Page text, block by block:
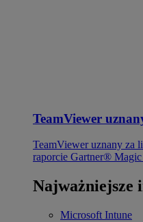
TeamViewer
TeamViewer uznany za
raporcie Gartner®
Najważniejsze
Microsoft Intune